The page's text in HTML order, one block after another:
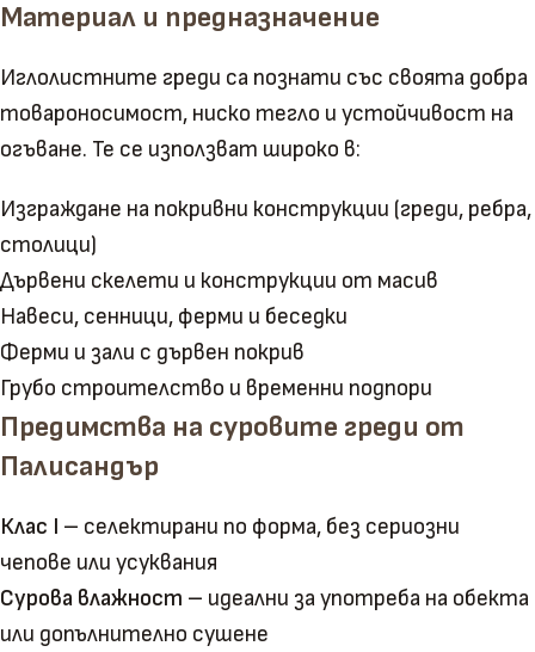
Материал и предназначение
Иглолистните греди са познати със своята добра
товароносимост, ниско тегло и устойчивост на
огъване. Те се използват широко в:
Изграждане на покривни конструкции (греди, ребра,
столици)
Дървени скелети и конструкции от масив
Навеси, сенници, ферми и беседки
Ферми и зали с дървен покрив
Грубо строителство и временни подпори
Предимства на суровите греди от
Палисандър
Клас I – селектирани по форма, без сериозни
чепове или усуквания
Сурова влажност – идеални за употреба на обекта
или допълнително сушене